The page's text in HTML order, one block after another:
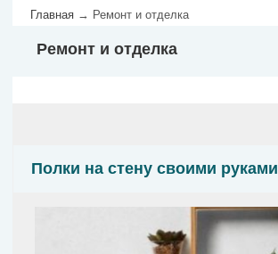
Главная → Ремонт и отделка
Ремонт и отделка
Полки на стену своими руками